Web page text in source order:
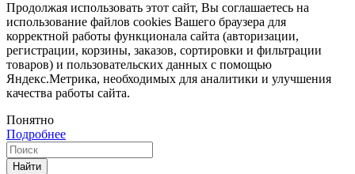
Продолжая использовать этот сайт, Вы соглашаетесь на
использование файлов cookies Вашего браузера для
корректной работы функционала сайта (авторизации,
регистрации, корзины, заказов, сортировки и фильтрации
товаров) и пользовательских данных с помощью
Яндекс.Метрика, необходимых для аналитики и улучшения
качества работы сайта.
Понятно
Подробнее
Найти